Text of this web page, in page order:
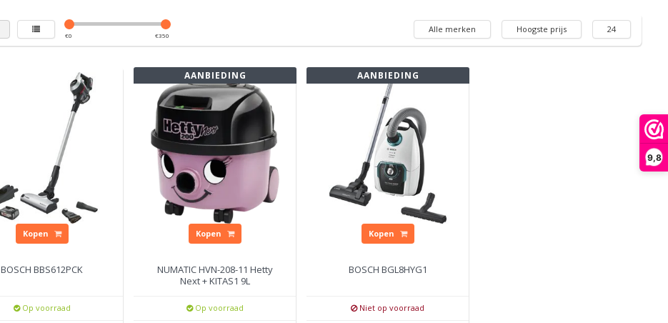
9,8
€0 €350
Alle merken Hoogste prijs 24
Kopen
BOSCH BBS612PCK
Op voorraad
AANBIEDING
Kopen
NUMATIC HVN-208-11 Hetty
Next + KITAS1 9L
Op voorraad
AANBIEDING
Kopen
BOSCH BGL8HYG1
Niet op voorraad